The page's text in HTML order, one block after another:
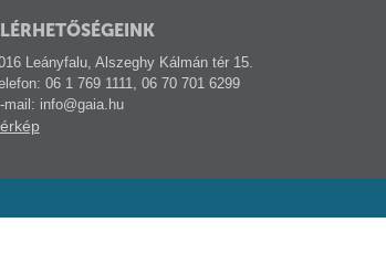
Leányfalu, Alszeghy Kálmán tér 15.
06 1 769 1111, 06 70 701 6299
mail: info@gaia.hu